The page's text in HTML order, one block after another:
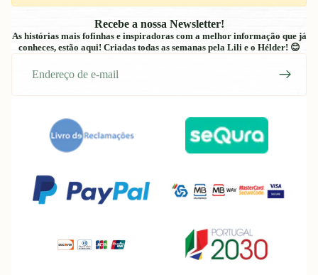
Recebe a nossa Newsletter!
As histórias mais fofinhas e inspiradoras com a melhor informação que já
conheces, estão aqui! Criadas todas as semanas pela Lili e o Hélder! 😊